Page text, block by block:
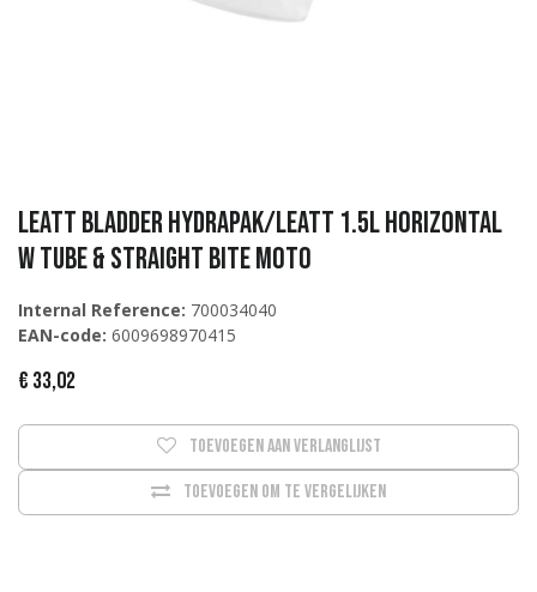
Leatt Bladder HydraPak/Leatt 1.5L horizontal
w tube & straight bite Moto
Internal Reference: 700034040
EAN-code: 6009698970415
€ 33,02
Toevoegen om te vergelijken
Toevoegen aan verlanglijst